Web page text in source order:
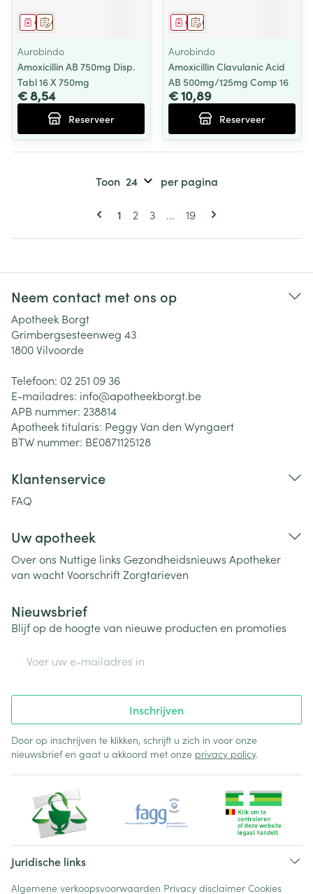
Op voorschrift
Geneesmiddel
Aurobindo
Amoxicillin AB 750mg Disp.
Tabl 16 X 750mg
€ 8,54
Reserveer
Op voorschrift
Geneesmiddel
Aurobindo
Amoxicillin Clavulanic Acid
AB 500mg/125mg Comp 16
€ 10,89
Reserveer
Pagina's
U lees momenteel pagina
1 Pagina
2 Pagina
3 ... Pagina
19
Toon per pagina
Neem contact met ons op
Apotheek Borgt
Grimbergsesteenweg 43
1800Vilvoorde
Telefoon: 02 251 09 36
E-mailadres: info@apotheekborgt.be
APB nummer: 238814
Apotheek titularis: Peggy Van den Wyngaert
BTW nummer: BE0871125128
Klantenservice
FAQ
Uw apotheek
Over ons Nuttige links Gezondheidsnieuws Apotheker
van wachtVoorschriftZorgtarieven
Nieuwsbrief
Blijf op de hoogte van nieuwe producten en promoties
Inschrijven
Door op inschrijven te klikken, schrijft u zich in voor onze
nieuwsbrief en gaat u akkoord met onze privacy policy.
Juridische links
Algemene verkoopsvoorwaarden Privacy disclaimer Cookies